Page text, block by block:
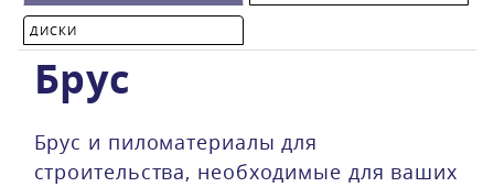
ДИСКИ
Брус
Брус и пиломатериалы для
строительства, необходимые для ваших